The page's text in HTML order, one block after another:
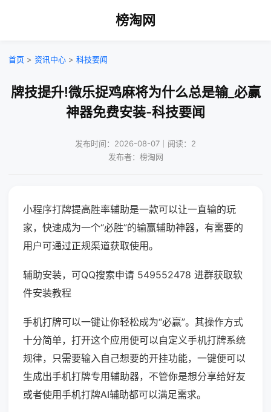
榜淘网
首页 > 资讯中心 > 科技要闻
牌技提升!微乐捉鸡麻将为什么总是输_必赢
神器免费安装-科技要闻
发布时间：2026-08-07｜阅读：2
发布者：榜淘网
小程序打牌提高胜率辅助是一款可以让一直输的玩
家，快速成为一个“必胜”的输赢辅助神器，有需要的
用户可通过正规渠道获取使用。
辅助安装，可QQ搜索申请 549552478 进群获取软
件安装教程
手机打牌可以一键让你轻松成为“必赢”。其操作方式
十分简单，打开这个应用便可以自定义手机打牌系统
规律，只需要输入自己想要的开挂功能，一键便可以
生成出手机打牌专用辅助器，不管你是想分享给好友
或者使用手机打牌AI辅助都可以满足需求。